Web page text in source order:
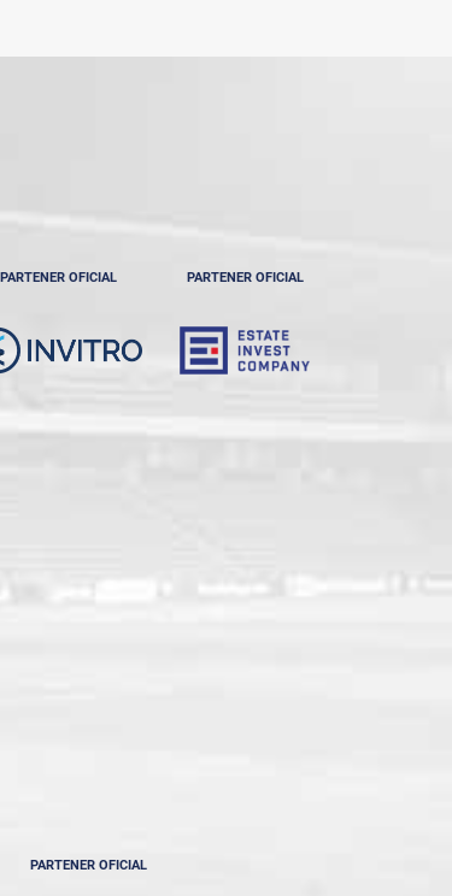
PARTENER OFICIAL PARTENER OFICIAL
PARTENER OFICIAL